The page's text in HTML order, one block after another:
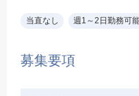
当直なし 週1～2日勤務可
募集要項